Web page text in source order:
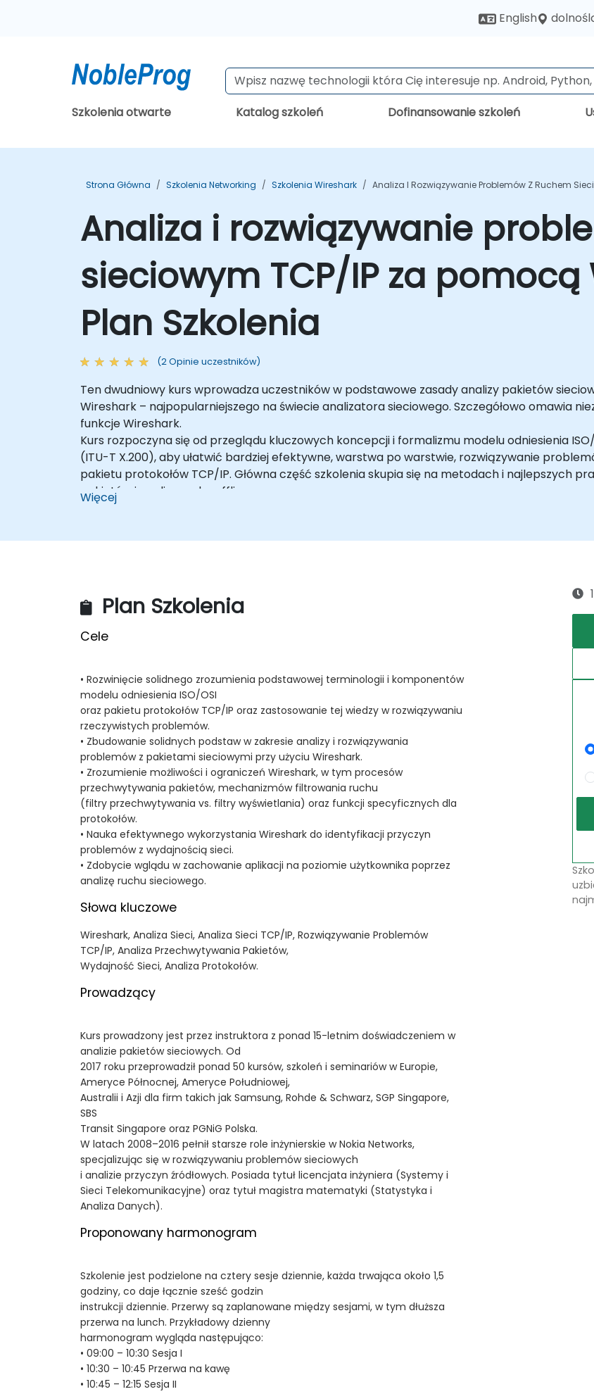
English
Szkolenia otwarte Katalog szkoleń Dofinansowanie szkoleń
Strona Główna Szkolenia Networking Szkolenia Wireshark Analiza I Rozwiązywanie Problemów Z Ruchem
Analiza i rozwiązywanie
sieciowym TCP/IP za
Plan Szkolenia
(2 Opinie uczestników)
Ten dwudniowy kurs wprowadza uczestników w podstawowe zasady analizy pakietów
Wireshark – najpopularniejszego na świecie analizatora sieciowego. Szczegółowo omawia
funkcje Wireshark.
Kurs rozpoczyna się od przeglądu kluczowych koncepcji i formalizmu modelu odniesienia
(ITU-T X.200), aby ułatwić bardziej efektywne, warstwa po warstwie, rozwiązywanie
pakietu protokołów TCP/IP. Główna część szkolenia skupia się na metodach i najlepszych
pakietów i analizy ruchu offline.
Celem analizy jest:
• weryfikacja komunikacji między węzłami na każdej warstwie OSI,
zawierających rzeczywiste wzorce ruchu sieciowego. Uczestnicy powinni posiadać
komputerowych.
Więcej
Plan Szkolenia
Cele
• Rozwinięcie solidnego zrozumienia podstawowej terminologii i komponentów
modelu odniesienia ISO/OSI
oraz pakietu protokołów TCP/IP oraz zastosowanie tej wiedzy w rozwiązywaniu
rzeczywistych problemów.
• Zbudowanie solidnych podstaw w zakresie analizy i rozwiązywania
problemów z pakietami sieciowymi przy użyciu Wireshark.
• Zrozumienie możliwości i ograniczeń Wireshark, w tym procesów
przechwytywania pakietów, mechanizmów filtrowania ruchu
(filtry przechwytywania vs. filtry wyświetlania) oraz funkcji specyficznych dla
protokołów.
• Nauka efektywnego wykorzystania Wireshark do identyfikacji przyczyn
problemów z wydajnością sieci.
• Zdobycie wglądu w zachowanie aplikacji na poziomie użytkownika poprzez
analizę ruchu sieciowego.
Słowa kluczowe
Wireshark, Analiza Sieci, Analiza Sieci TCP/IP, Rozwiązywanie Problemów
TCP/IP, Analiza Przechwytywania Pakietów,
Wydajność Sieci, Analiza Protokołów.
Prowadzący
Kurs prowadzony jest przez instruktora z ponad 15-letnim doświadczeniem w
analizie pakietów sieciowych. Od
2017 roku przeprowadził ponad 50 kursów, szkoleń i seminariów w Europie,
Ameryce Północnej, Ameryce Południowej,
Australii i Azji dla firm takich jak Samsung, Rohde & Schwarz, SGP Singapore,
SBS
Transit Singapore oraz PGNiG Polska.
W latach 2008–2016 pełnił starsze role inżynierskie w Nokia Networks,
specjalizując się w rozwiązywaniu problemów sieciowych
i analizie przyczyn źródłowych. Posiada tytuł licencjata inżyniera (Systemy i
Sieci Telekomunikacyjne) oraz tytuł magistra matematyki (Statystyka i
Analiza Danych).
Proponowany harmonogram
Szkolenie jest podzielone na cztery sesje dziennie, każda trwająca około 1,5
godziny, co daje łącznie sześć godzin
instrukcji dziennie. Przerwy są zaplanowane między sesjami, w tym dłuższa
przerwa na lunch. Przykładowy dzienny
harmonogram wygląda następująco:
• 09:00 – 10:30 Sesja I
• 10:30 – 10:45 Przerwa na kawę
• 10:45 – 12:15 Sesja II